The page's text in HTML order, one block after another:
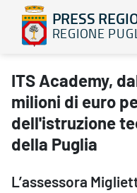
PRESS
REGIONE
ITS Academy, dal Ministero
ITS Academy,
milioni di euro
dell'istruzione
della Puglia
L’assessora